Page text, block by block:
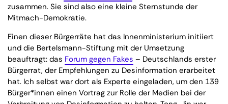
zusammen. Sie sind also eine kleine Sternstunde der
Mitmach-Demokratie.
Einen dieser Bürgerräte hat das Innenministerium initiiert
und die Bertelsmann-Stiftung mit der Umsetzung
beauftragt: das Forum gegen Fakes – Deutschlands erster
Bürgerrat, der Empfehlungen zu Desinformation erarbeitet
hat. Ich selbst war dort als Experte eingeladen, um den 139
Bürger*innen einen Vortrag zur Rolle der Medien bei der